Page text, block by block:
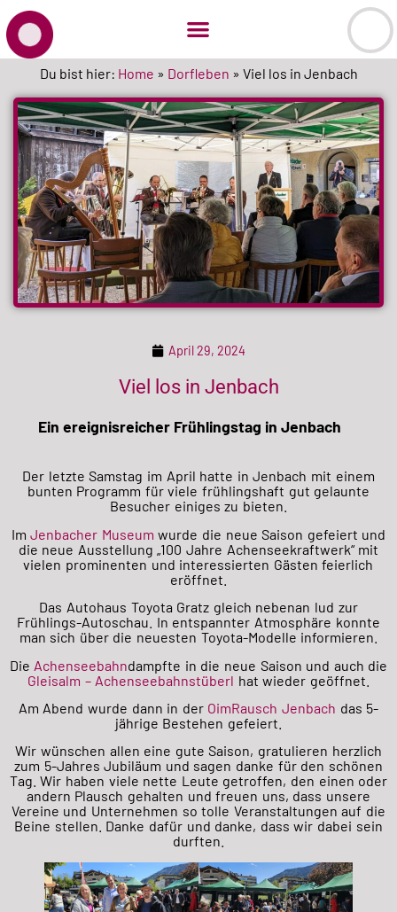
Du bist hier: Home » Dorfleben » Viel los in Jenbach
April 29, 2024
Viel los in Jenbach
Ein ereignisreicher Frühlingstag in Jenbach
Der letzte Samstag im April hatte in Jenbach mit einem
bunten Programm für viele frühlingshaft gut gelaunte
Besucher einiges zu bieten.
ImJenbacher Museum wurde die neue Saison gefeiert und
die neue Ausstellung „100 Jahre Achenseekraftwerk“ mit
vielen prominenten und interessierten Gästen feierlich
eröffnet.
Das Autohaus Toyota Gratz gleich nebenan lud zur
Frühlings-Autoschau. In entspannter Atmosphäre konnte
man sich über die neuesten Toyota-Modelle informieren.
Die Achenseebahndampfte in die neue Saison und auch die
Gleisalm – Achenseebahnstüberl hat wieder geöffnet.
Am Abend wurde dann in der OimRausch Jenbach das 5-
jährige Bestehen gefeiert.
Wir wünschen allen eine gute Saison, gratulieren herzlich
zum 5-Jahres Jubiläum und sagen danke für den schönen
Tag. Wir haben viele nette Leute getroffen, den einen oder
andern Plausch gehalten und freuen uns, dass unsere
Vereine und Unternehmen so tolle Veranstaltungen auf die
Beine stellen. Danke dafür und danke, dass wir dabei sein
durften.